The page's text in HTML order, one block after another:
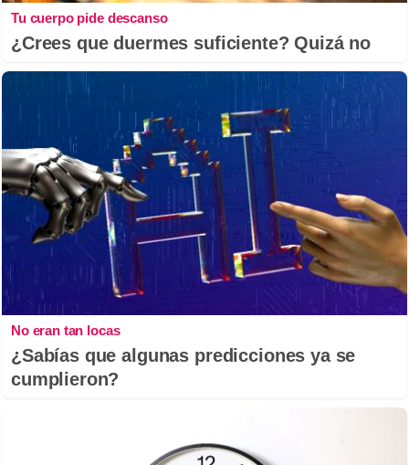
Tu cuerpo pide descanso
¿Crees que duermes suficiente? Quizá no
No eran tan locas
¿Sabías que algunas predicciones ya se
cumplieron?